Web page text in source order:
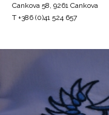
Cankova 58, 9261 Cankova
T +386 (0)41 524 657